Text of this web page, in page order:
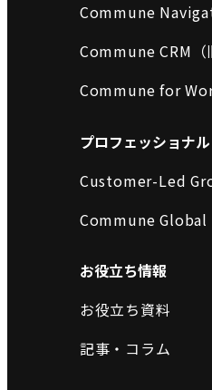
Commune
Commune CRM（
Commune for
プロフェッショナル
Customer-Led
Commune Global
お役立ち情報
お役立ち資料
記事・コラム